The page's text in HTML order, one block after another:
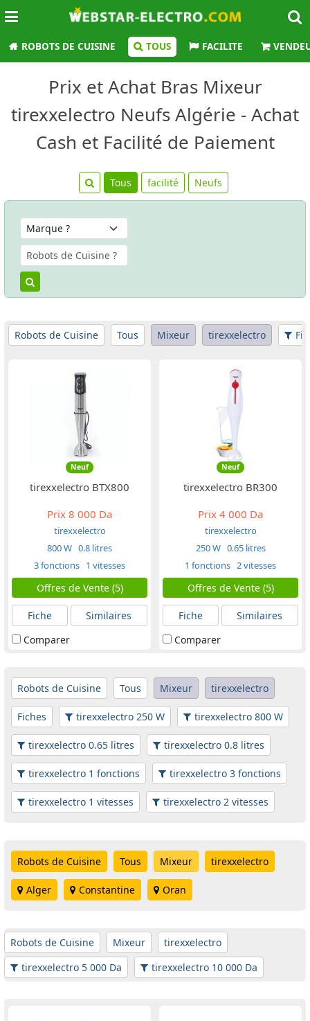
ROBOTS DE CUISINE TOUS FACILITE
Prix et Achat Bras Mixeur
tirexxelectro Neufs Algérie - Achat
Cash et Facilité de Paiement
Tous facilité Neufs
Robots de Cuisine Tous Mixeur tirexxelectro
Neuf
tirexxelectro BTX800
Prix 8 000 Da
tirexxelectro
800 W 0.8 litres
3 fonctions 1 vitesses
Offres de Vente (5)
Fiche
Similaires
Comparer
Neuf
tirexxelectro BR300
Prix 4 000 Da
tirexxelectro
250 W 0.65 litres
1 fonctions 2 vitesses
Offres de Vente (5)
Fiche
Similaires
Comparer
Robots de Cuisine Tous Mixeur tirexxelectro
Fiches tirexxelectro 250 W tirexxelectro 800 W
tirexxelectro 0.65 litres tirexxelectro 0.8 litres
tirexxelectro 1 fonctions tirexxelectro 3 fonctions
tirexxelectro 1 vitesses tirexxelectro 2 vitesses
Robots de Cuisine Tous Mixeur tirexxelectro
Alger Constantine Oran
Robots de Cuisine Mixeur
tirexxelectro
tirexxelectro 5 000 Da
tirexxelectro 10 000 Da